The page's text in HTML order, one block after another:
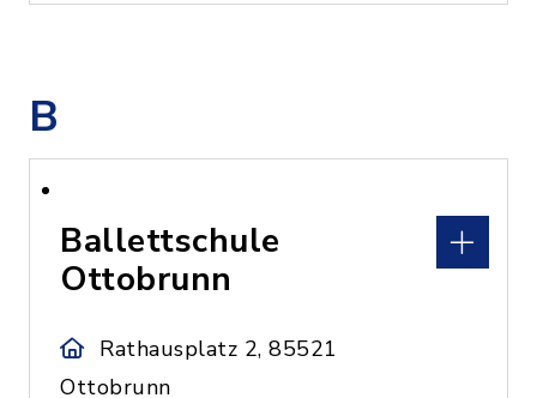
B
Ballettschule
Ottobrunn
Rathausplatz 2, 85521
Ottobrunn